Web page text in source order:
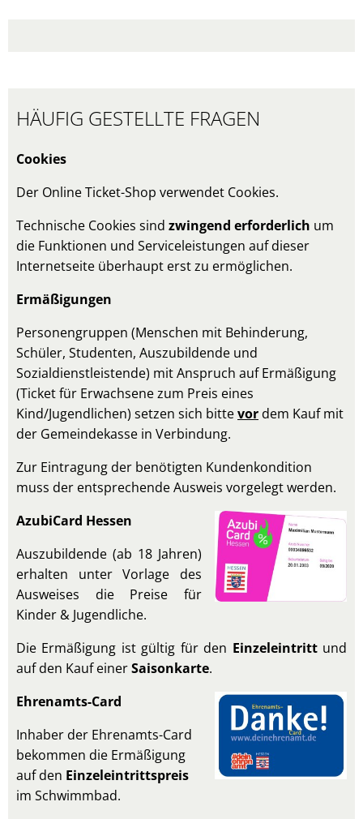
HÄUFIG GESTELLTE FRAGEN
Cookies
Der Online Ticket-Shop verwendet Cookies.
Technische Cookies sind zwingend erforderlich um
die Funktionen und Serviceleistungen auf dieser
Internetseite überhaupt erst zu ermöglichen.
Ermäßigungen
Personengruppen (Menschen mit Behinderung,
Schüler, Studenten, Auszubildende und
Sozialdienstleistende) mit Anspruch auf Ermäßigung
(Ticket für Erwachsene zum Preis eines
Kind/Jugendlichen) setzen sich bittevor dem Kauf mit
der Gemeindekasse in Verbindung.
Zur Eintragung der benötigten Kundenkondition
muss der entsprechende Ausweis vorgelegt werden.
AzubiCard Hessen
Auszubildende (ab 18 Jahren)
erhalten unter Vorlage des
Ausweises die Preise für
Kinder & Jugendliche.
Die Ermäßigung ist gültig für den Einzeleintrittund
auf den Kauf einerSaisonkarte.
Ehrenamts-Card
Inhaber der Ehrenamts-Card
bekommen die Ermäßigung
auf den Einzeleintrittspreis
im Schwimmbad.